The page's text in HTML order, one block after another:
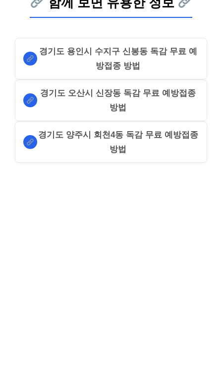
경기도 용인시 수지구 신봉동 독감 무료 예
방접종 방법
경기도 오산시 신장동 독감 무료 예방접종
방법
경기도 양주시 회천4동 독감 무료 예방접종
방법